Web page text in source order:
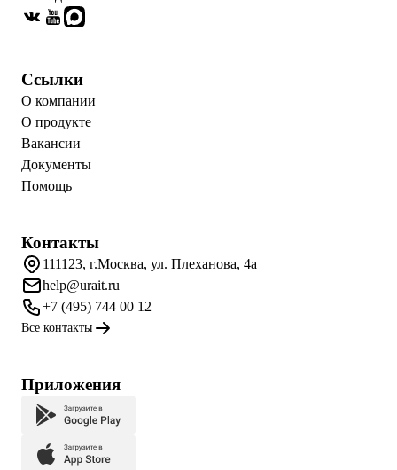
Ссылки
О компании
О продукте
Вакансии
Документы
Помощь
Контакты
111123, г.Москва, ул. Плеханова, 4а
help@urait.ru
+7 (495) 744 00 12
Все контакты
Приложения